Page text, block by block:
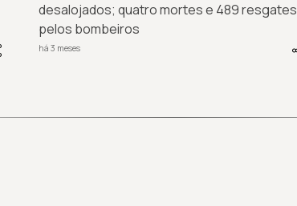
desalojados; quatro mortes e 489 resgates
pelos bombeiros
há 3 meses